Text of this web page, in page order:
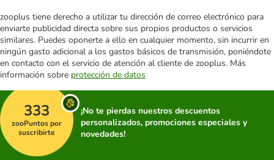
zooplus tiene derecho a utilizar tu dirección de correo electrónico para
enviarte publicidad directa sobre sus propios productos o servicios
similares. Puedes oponerte a ello en cualquier momento, sin incurrir en
ningún gasto adicional a los gastos básicos de transmisión, poniéndote
en contacto con el servicio de atención al cliente de zooplus. Más
información sobre protección de datos
333
zooPuntos por
suscribirte
¡No te pierdas nuestros descuentos
personalizados, promociones especiales y
novedades!